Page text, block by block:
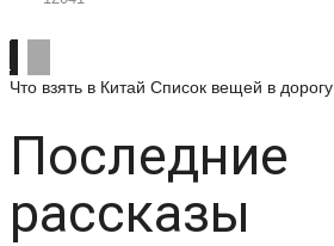
Что взять в Китай Список вещей в дорогу
Последние
рассказы